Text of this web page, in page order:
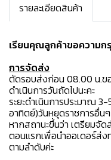
รายละเอียดสินค้า
เรียนคุณลูกค้าขอความก
การจัดส่ง
ตัดรอบส่งก่อน 08.00 น.ข
ดำเนินการวันถัดไปนะคะ
ระยะดำเนินการประมาณ
อาทิตย์)วันหยุดราชการอื่นๆ
หากสถานะขึ้นว่า เตรียมจั
ตอนแรกเพื่อนำออเดอร์ส่
ตามลำดับค่ะ